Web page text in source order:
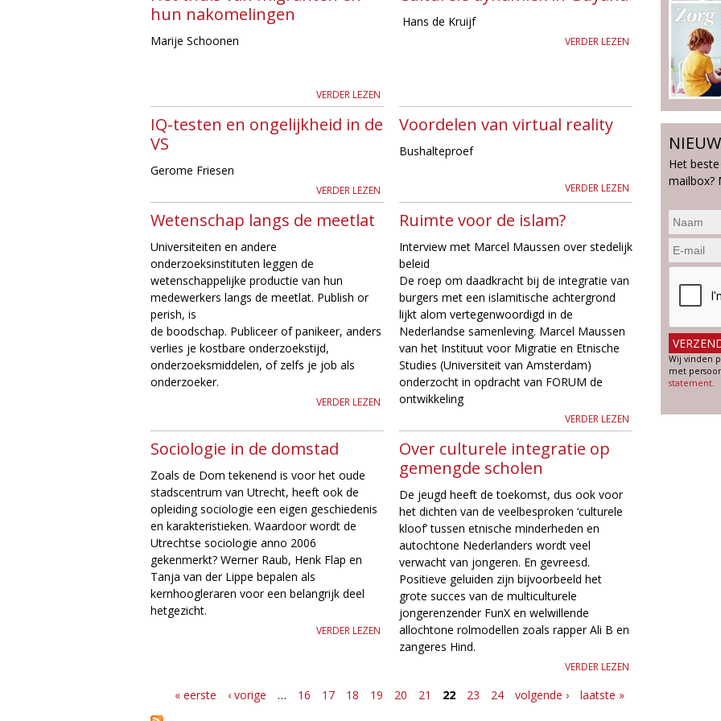
g
e
M
a
g
a
z
i
n
e
hun nakomelingen
Marije Schoonen
VERDER LEZEN
Hans de Kruijf
VERDER LEZEN
IQ-testen en ongelijkheid in de
VS
Gerome Friesen
VERDER LEZEN
Voordelen van virtual reality
Bushalteproef
VERDER LEZEN
Wetenschap langs de meetlat
Universiteiten en andere
onderzoeksinstituten leggen de
wetenschappelijke productie van hun
medewerkers langs de meetlat. Publish or
perish, is
de boodschap. Publiceer of panikeer, anders
verlies je kostbare onderzoekstijd,
onderzoeksmiddelen, of zelfs je job als
onderzoeker.
VERDER LEZEN
Ruimte voor de islam?
Interview met Marcel Maussen over stedelijk
beleid
De roep om daadkracht bij de integratie van
burgers met een islamitische achtergrond
lijkt alom vertegenwoordigd in de
Nederlandse samenleving. Marcel Maussen
van het Instituut voor Migratie en Etnische
Studies (Universiteit van Amsterdam)
onderzocht in opdracht van FORUM de
ontwikkeling
VERDER LEZEN
Sociologie in de domstad
Zoals de Dom tekenend is voor het oude
stadscentrum van Utrecht, heeft ook de
opleiding sociologie een eigen geschiedenis
en karakteristieken. Waardoor wordt de
Utrechtse sociologie anno 2006
gekenmerkt? Werner Raub, Henk Flap en
Tanja van der Lippe bepalen als
kernhoogleraren voor een belangrijk deel
hetgezicht.
VERDER LEZEN
Over culturele integratie op
gemengde scholen
De jeugd heeft de toekomst, dus ook voor
het dichten van de veelbesproken ‘culturele
kloof’ tussen etnische minderheden en
autochtone Nederlanders wordt veel
verwacht van jongeren. En gevreesd.
Positieve geluiden zijn bijvoorbeeld het
grote succes van de multiculturele
jongerenzender FunX en welwillende
allochtone rolmodellen zoals rapper Ali B en
zangeres Hind.
VERDER LEZEN
« eerste ‹ vorige … 16 17 18 19 20 21 22 23 24 volgende › laatste »
Het
mailbox?
Wij vinden
met
statement.